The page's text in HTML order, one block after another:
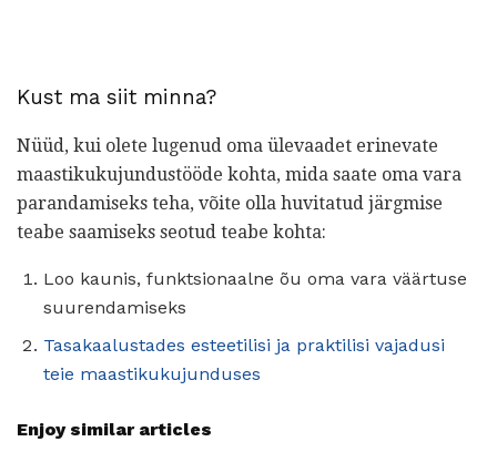
Kust ma siit minna?
Nüüd, kui olete lugenud oma ülevaadet erinevate
maastikukujundustööde kohta, mida saate oma vara
parandamiseks teha, võite olla huvitatud järgmise
teabe saamiseks seotud teabe kohta:
Loo kaunis, funktsionaalne õu oma vara väärtuse
suurendamiseks
Tasakaalustades esteetilisi ja praktilisi vajadusi
teie maastikukujunduses
Enjoy similar articles